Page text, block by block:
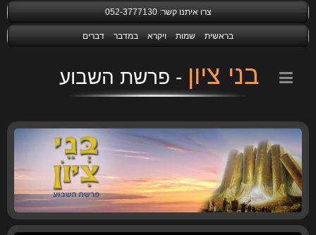
צרו איתנו קשר:052-3777130
בראשית שמות ויקרא במדבר דברים
בני ציון